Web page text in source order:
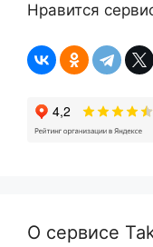
Нравится
О сервисе